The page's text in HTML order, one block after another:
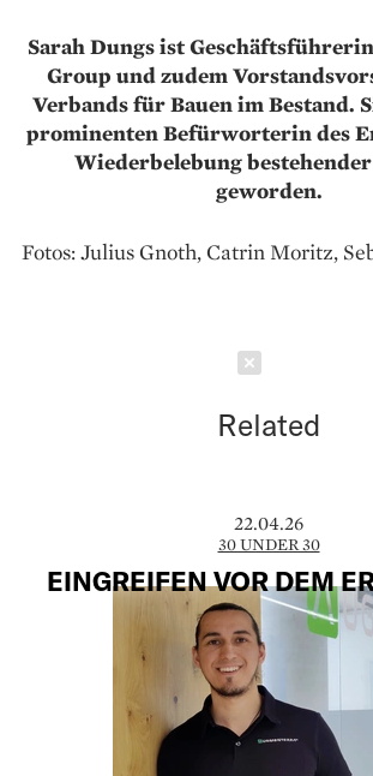
Sarah Dungs ist
Group und zudem
Verbands für Bauen im Bestand.
prominenten Befürworterin des
Wiederbelebung bestehender
geworden.
Fotos: Julius Gnoth, Catrin Moritz,
Related
22.04.26
30 UNDER 30
EINGREIFEN VOR DEM